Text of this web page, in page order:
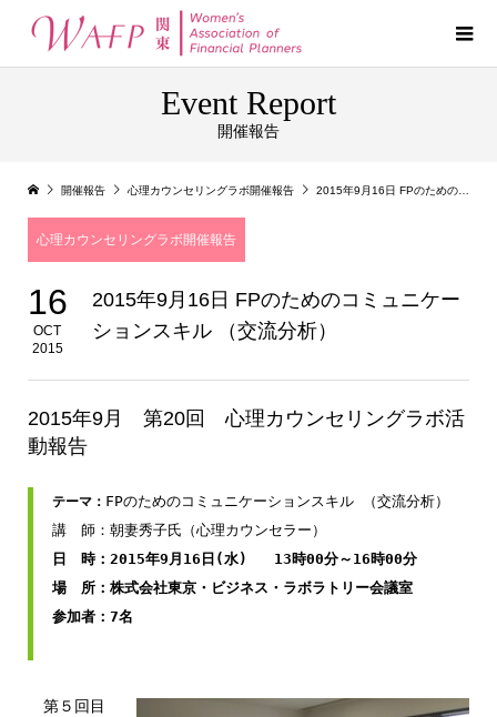
Event Report
開催報告
開催報告 心理カウンセリングラボ開催報告 2015年9月16日 FPのためのコミュニケーションスキル （交流分析）
心理カウンセリングラボ開催報告
16
OCT
2015
2015年9月16日 FPのためのコミュニケー
ションスキル （交流分析）
2015年9月 第20回 心理カウンセリングラボ活
動報告
テーマ： FPのためのコミュニケーションスキル （交流分析）
日　時：2015年9月16日(水)   13時00分～16時00分
場　所：株式会社東京・ビジネス・ラボラトリー会議室
第５回目